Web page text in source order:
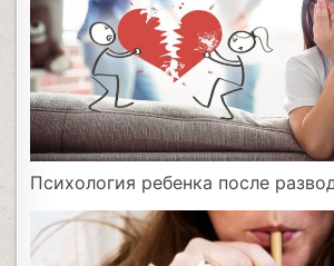
Психология ребенка после